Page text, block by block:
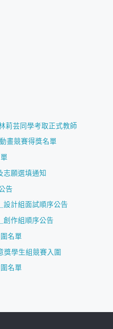
莉芸同學考取正式教師
畫競賽得獎名單
志願選填通知
告
設計組面試順序公告
創作組順序公告
名單
獎學生組競賽入圍
名單